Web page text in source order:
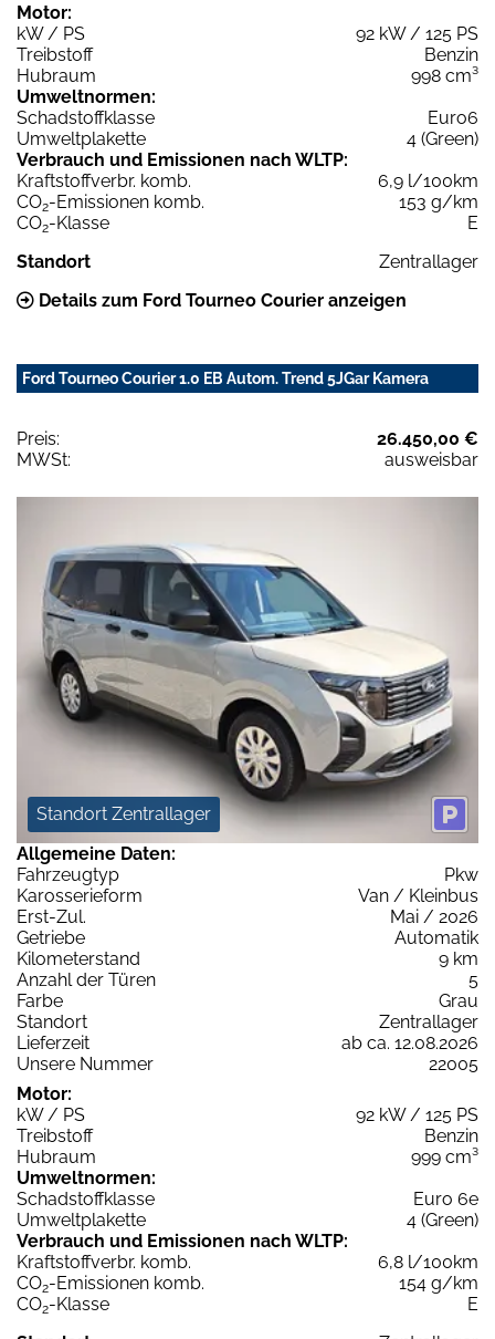
Motor:
kW / PS
92 kW / 125 PS
Treibstoff
Benzin
Hubraum
998 cm³
Umweltnormen:
Schadstoffklasse
Euro6
Umweltplakette
4 (Green)
Verbrauch und Emissionen nach WLTP:
Kraftstoffverbr. komb.
6,9 l/100km
CO2-Emissionen komb.
153 g/km
CO2-Klasse
E
Standort
Zentrallager
Details zum Ford Tourneo Courier anzeigen
Ford Tourneo Courier 1.0 EB Autom. Trend 5JGar Kamera
Preis:
26.450,00 €
MWSt:
ausweisbar
Standort Zentrallager
Allgemeine Daten:
Fahrzeugtyp
Pkw
Karosserieform
Van / Kleinbus
Erst-Zul.
Mai / 2026
Getriebe
Automatik
Kilometerstand
9 km
Anzahl der Türen
5
Farbe
Grau
Standort
Zentrallager
Lieferzeit
ab ca. 12.08.2026
Unsere Nummer
22005
Motor:
kW / PS
92 kW / 125 PS
Treibstoff
Benzin
Hubraum
999 cm³
Umweltnormen:
Schadstoffklasse
Euro 6e
Umweltplakette
4 (Green)
Verbrauch und Emissionen nach WLTP:
Kraftstoffverbr. komb.
6,8 l/100km
CO2-Emissionen komb.
154 g/km
CO2-Klasse
E